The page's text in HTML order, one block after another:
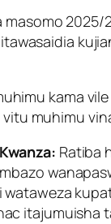
masomo
kama
muhimu
Ratiba
itajumuisha